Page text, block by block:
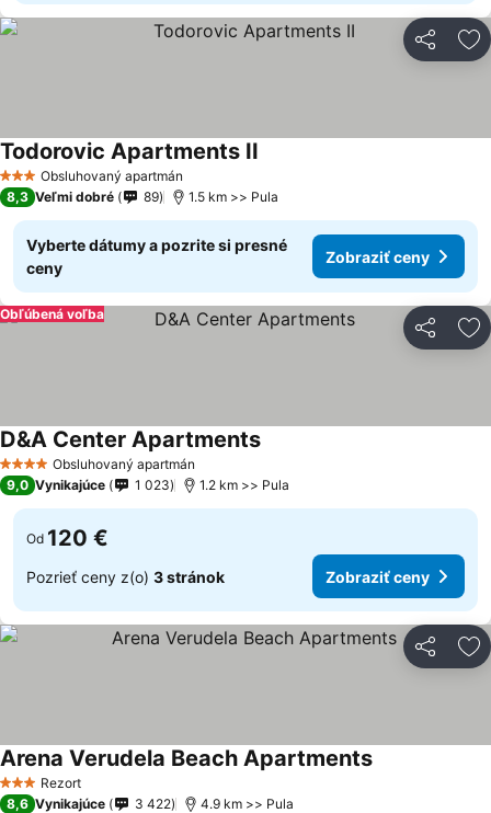
Zdieľať
3 Počet hviezdičiek
Obsluhovaný apartmán
Todorovic Apartments II
8,3 Veľmi dobré 89 1.5 km >> Pula
Vyberte dátumy a pozrite si presné
ceny
Zobraziť ceny
Zdieľať
Obľúbená voľba
4 Počet hviezdičiek
Obsluhovaný apartmán
D&A Center ApartmentsZobraziť ceny
9,0 Vynikajúce 1 023 1.2 km >> Pula
Od 120 €
Pozrieť ceny z(o) 3 stránok Zobraziť ceny
Zdieľať
3 Počet hviezdičiek
Rezort
Arena Verudela Beach ApartmentsZobraziť ceny
8,6 Vynikajúce 3 422 4.9 km >> Pula